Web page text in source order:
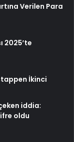
Verilen Para
2025’te
İkinci
iddia:
oldu